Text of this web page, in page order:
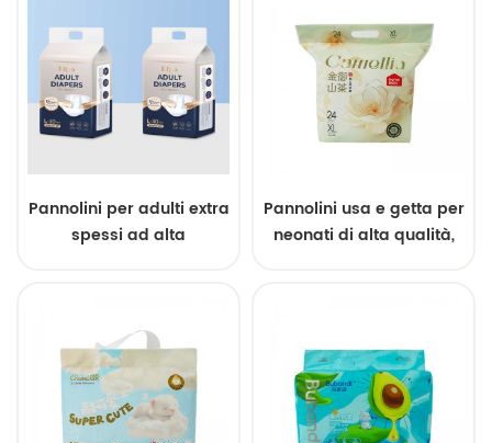
Pannolini per adulti extra
spessi ad alta
Pannolini usa e getta per
neonati di alta qualità,